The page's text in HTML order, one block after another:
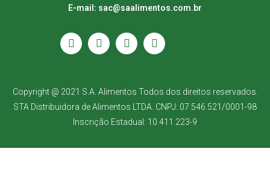
E-mail: sac@saalimentos.com.br
Copyright @ 2021 S.A. Alimentos Todos dos direitos reservados.
STA Distribuidora de Alimentos LTDA. CNPJ: 07.546.521/0001-98
Inscrição Estadual: 10.411.223-9